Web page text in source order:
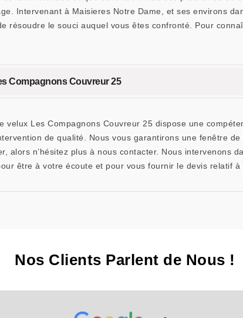
Intervenant à Maisieres Notre Dame, et ses environs
résoudre le souci auquel vous êtes confronté. Pour
Compagnons Couvreur 25
Les Compagnons Couvreur 25 dispose une
de qualité. Nous vous garantirons une fenêtre
alors n’hésitez plus à nous contacter. Nous intervenons
être à votre écoute et pour vous fournir le devis relatif à
Nos Clients Parlent de Nous !